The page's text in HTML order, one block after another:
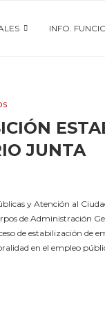
INFO.
JUNTA
y Atención al
de Administración
de estabilización de
en el empleo